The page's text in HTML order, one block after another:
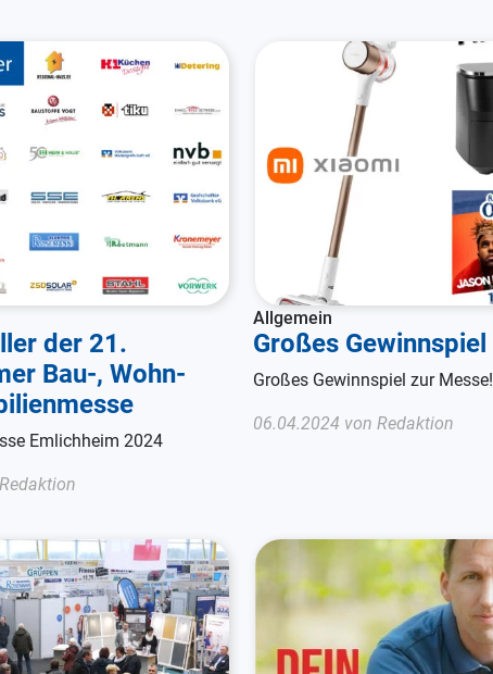
der 21.
Bau-, Wohn-
Emlichheim 2024
Allgemein
Großes Gewinnspiel
Großes Gewinnspiel zur Messe!
06.04.2024 von Redaktion